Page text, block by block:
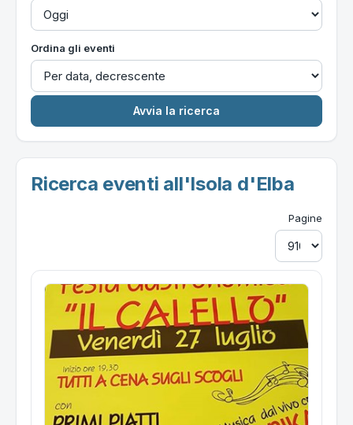
Ordina gli eventi
Ricerca eventi all'Isola d'Elba
Pagine